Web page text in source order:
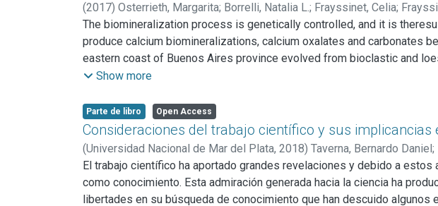
(2017) Osterrieth, Margarita; Borrelli, Natalia L.; Frayssinet, Celia;
The biomineralization process is genetically controlled, and it is
produce calcium biomineralizations, calcium oxalates and carbonates
eastern coast of Buenos Aires province evolved from bioclastic and
animportant role in the development of soils and contribute to
Aires province. Modal soil profiles were defined in pedosedimentary
fluvio-eolian and coastal plains, in which disturbed and undisturbed
mesoscopic,microscopic and submicroscopic, using optical
Organic matter23 content, pH, particle size distribution, mineralogy
a sequence developedon loess mantle deposits: dunes and
development, calcium biomineralizations arescarce, mainly
Show more
Parte de libro Open Access
Consideraciones del trabajo científico y sus implicancias
(Universidad Nacional de Mar del Plata, 2018) Taverna, Bernardo Daniel;
El trabajo científico ha aportado grandes revelaciones y debido a
como conocimiento. Esta admiración generada hacia la ciencia ha
libertades en su búsqueda de conocimiento que han descuido